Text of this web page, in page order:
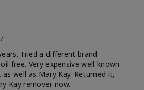
Tried a different brand
free. Very expensive well known
well as Mary Kay. Returned it,
Kay remover now.